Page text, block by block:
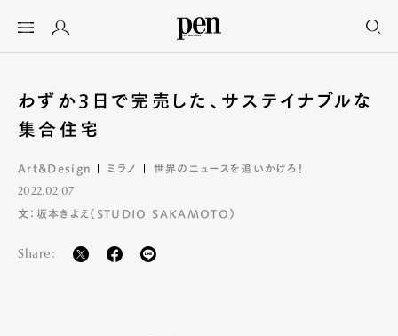
わずか3日で完売した、サステイナブルな
集合住宅
Art&Design ミラノ 世界のニュースを追いかけろ！
2022.02.07
文：坂本きよえ（STUDIO SAKAMOTO）
Share: